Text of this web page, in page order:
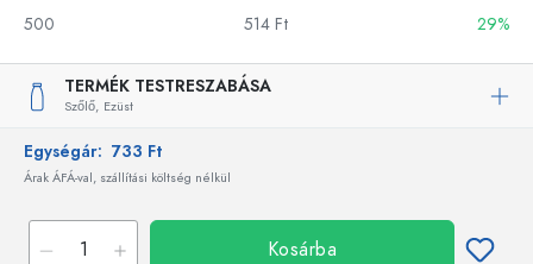
500
514 Ft 29%
TERMÉK TESTRESZABÁSA
Szőlő, Ezüst
Egységár: 733 Ft
Árak ÁFÁ-val, szállítási költség nélkül
Kosárba